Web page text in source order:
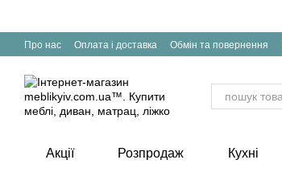
Про нас Оплата і доставка Обмін та повернення
Акції Розпродаж Кухні